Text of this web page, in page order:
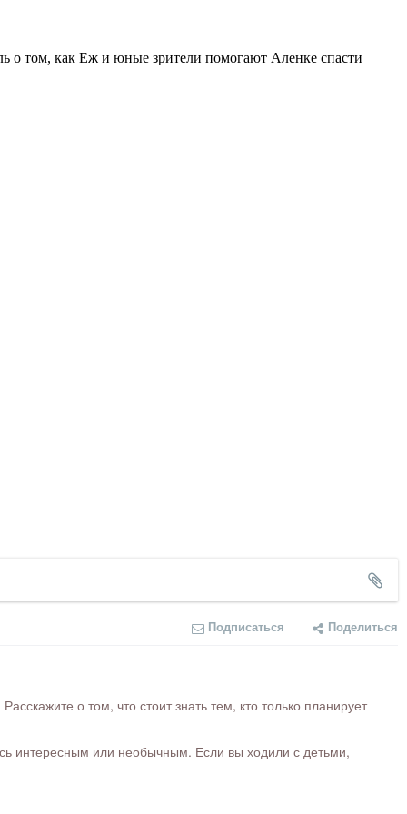
о том, как Еж и юные зрители помогают Аленке спасти
Подписаться Поделиться
о том, что стоит знать тем, кто только планирует
интересным или необычным. Если вы ходили с детьми,